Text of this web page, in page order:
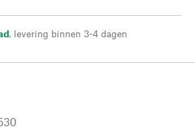
, levering binnen 3-4 dagen